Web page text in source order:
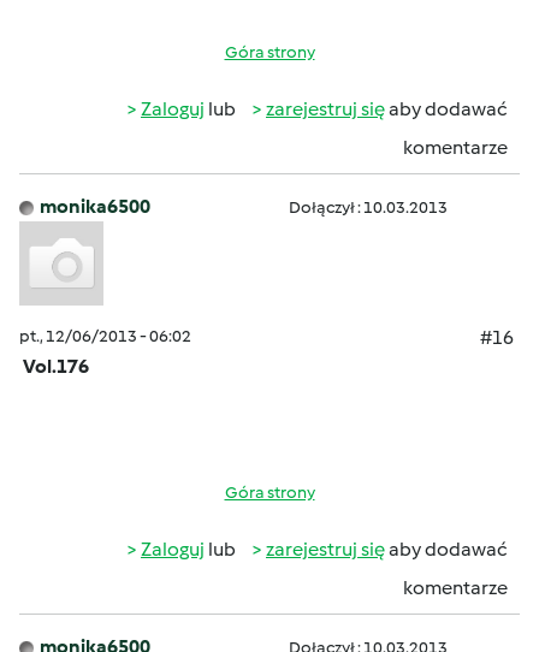
Góra strony
Zaloguj lub zarejestruj sięaby dodawać
komentarze
monika6500 Dołączył : 10.03.2013
pt., 12/06/2013 - 06:02
#16
Vol.176
Góra strony
Zaloguj lub zarejestruj sięaby dodawać
komentarze
monika6500